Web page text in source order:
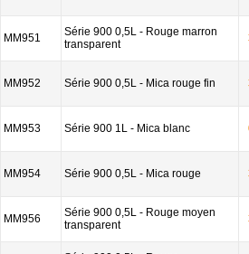
MM951
Série 900 0,5L - Rouge marron
transparent
MM952 Série 900 0,5L - Mica rouge fin
MM953 Série 900 1L - Mica blanc
MM954 Série 900 0,5L - Mica rouge
MM956
Série 900 0,5L - Rouge moyen
transparent